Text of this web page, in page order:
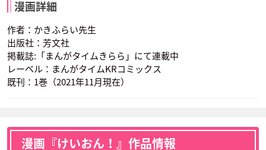
漫画詳細
作者：かきふらい先生
出版社：芳文社
掲載誌:「まんがタイムきらら」にて連載中
レーベル：まんがタイムKRコミックス
既刊：1巻（2021年11月現在）
漫画『けいおん！』作品情報